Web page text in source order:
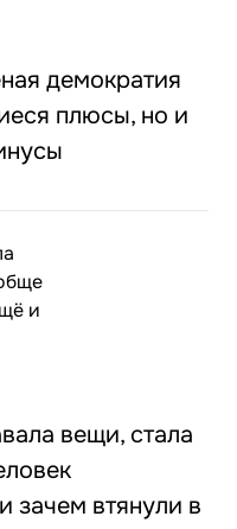
демократия
плюсы, но и
вещи, стала
зачем втянули в